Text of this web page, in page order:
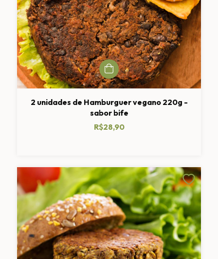
2 unidades de Hamburguer vegano 220g -
sabor bife
R$28,90